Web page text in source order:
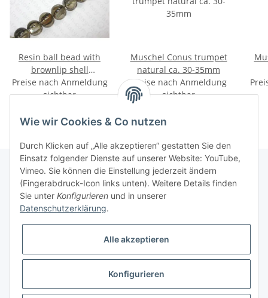
Resin ball bead with
brownlip shell
inlay,ca.18mm
Preise nach Anmeldung
sichtbar
Muschel Conus trumpet
natural ca. 30-35mm
Preise nach Anmeldung
sichtbar
Informationen
Gesetzliche Informationen
Wie wir Cookies & Co nutzen
Durch Klicken auf „Alle akzeptieren“ gestatten Sie den
Einsatz folgender Dienste auf unserer Website: YouTube,
Vimeo. Sie können die Einstellung jederzeit ändern
(Fingerabdruck-Icon links unten). Weitere Details finden
Sie unter Konfigurieren und in unserer
Datenschutzerklärung.
Alle akzeptieren
Konfigurieren